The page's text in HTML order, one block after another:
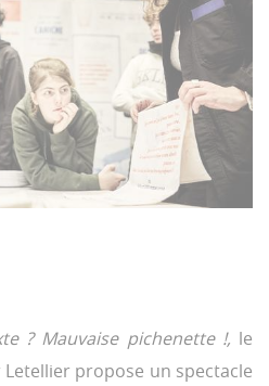
? Mauvaise pichenette !, le
propose un spectacle